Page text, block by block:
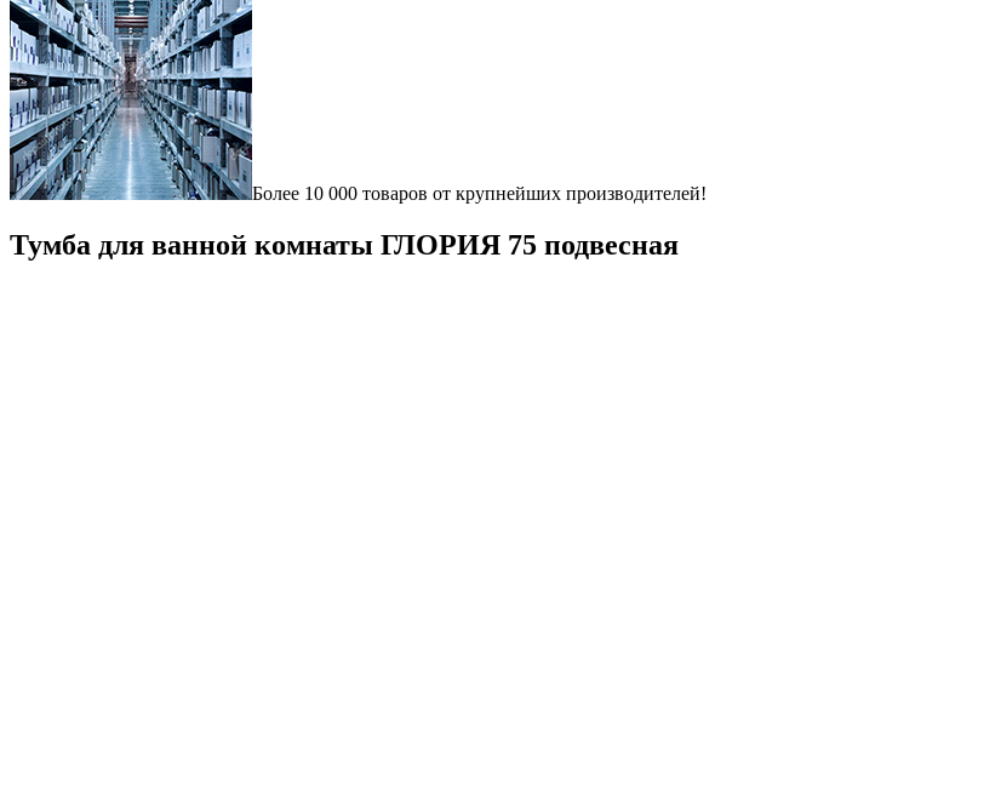
Более 10 000 товаров от крупнейших производителей!
Тумба для ванной комнаты ГЛОРИЯ 75 подвесная